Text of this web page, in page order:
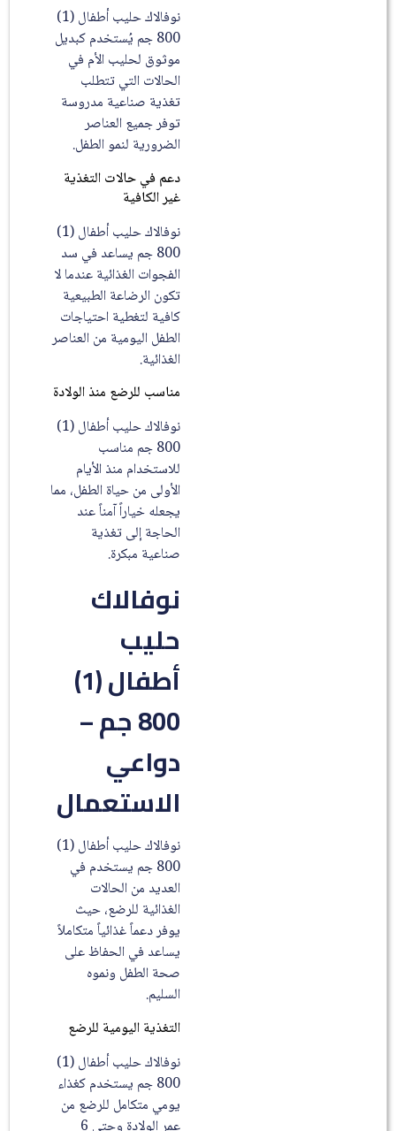
نوفالاك حليب أطفال (1)
800 جم يُستخدم كبديل
موثوق لحليب الأم في
الحالات التي تتطلب
تغذية صناعية مدروسة
توفر جميع العناصر
الضرورية لنمو الطفل.
دعم في حالات التغذية
غير الكافية
نوفالاك حليب أطفال (1)
800 جم يساعد في سد
الفجوات الغذائية عندما لا
تكون الرضاعة الطبيعية
كافية لتغطية احتياجات
الطفل اليومية من العناصر
الغذائية.
مناسب للرضع منذ الولادة
نوفالاك حليب أطفال (1)
800 جم مناسب
للاستخدام منذ الأيام
الأولى من حياة الطفل، مما
يجعله خياراً آمناً عند
الحاجة إلى تغذية
صناعية مبكرة.
نوفالاك
حليب
أطفال (1)
800 جم –
دواعي
الاستعمال
نوفالاك حليب أطفال (1)
800 جم يستخدم في
العديد من الحالات
الغذائية للرضع، حيث
يوفر دعماً غذائياً متكاملاً
يساعد في الحفاظ على
صحة الطفل ونموه
التغذية اليومية للرضع
نوفالاك حليب أطفال (1)
800 جم يستخدم كغذاء
يومي متكامل للرضع من